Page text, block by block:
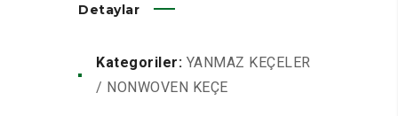
Detaylar
Kategoriler: YANMAZ KEÇELER
/ NONWOVEN KEÇE